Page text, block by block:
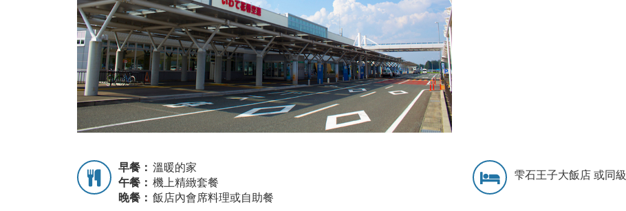
早餐： 溫暖的家
午餐： 機上精緻套餐
晚餐： 飯店內會席料理或自助餐
雫石王子大飯店 或同級